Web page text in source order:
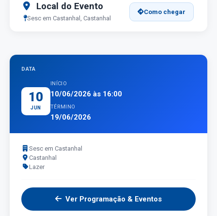
Local do Evento
Sesc em Castanhal, Castanhal
Como chegar
DATA
10
JUN
INÍCIO
10/06/2026 às 16:00
TÉRMINO
19/06/2026
Sesc em Castanhal
Castanhal
Lazer
Ver Programação & Eventos